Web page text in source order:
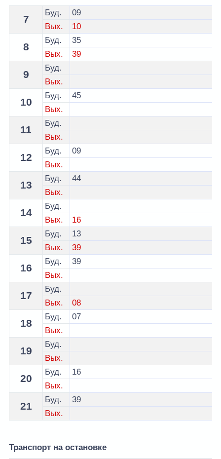
Расписание 2б автобуса Брест по остановке
7
Буд.
09
Вых.
10
8
Буд.
35
Вых.
39
9
Буд.
Вых.
10
Буд.
45
Вых.
11
Буд.
Вых.
12
Буд.
09
Вых.
13
Буд.
44
Вых.
14
Буд.
Вых.
16
15
Буд.
13
Вых.
39
16
Буд.
39
Вых.
17
Буд.
Вых.
08
18
Буд.
07
Вых.
19
Буд.
Вых.
20
Буд.
16
Вых.
21
Буд.
39
Вых.
Транспорт на остановке